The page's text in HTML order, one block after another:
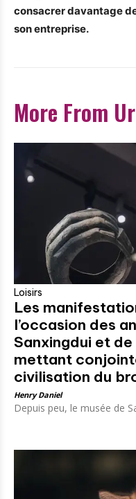
consacrer davantage
son entreprise.
More From
Loisirs
Les
l’occasion des
Sanxingdui et de
mettant
civilisation du
Henry Daniel
Depuis peu, le musée de